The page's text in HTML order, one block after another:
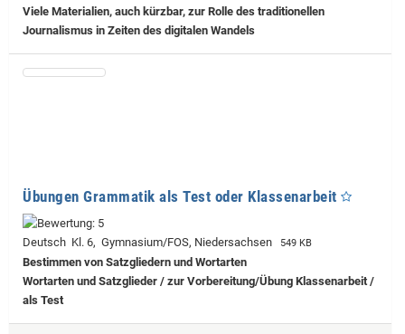
Viele Materialien, auch kürzbar, zur Rolle des traditionellen
Journalismus in Zeiten des digitalen Wandels
Übungen Grammatik als Test oder Klassenarbeit
Deutsch Kl. 6, Gymnasium/FOS, Niedersachsen 549 KB
Bestimmen von Satzgliedern und Wortarten
Wortarten und Satzglieder / zur Vorbereitung/Übung Klassenarbeit /
als Test